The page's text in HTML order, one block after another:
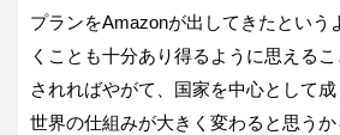
プランをAmazonが出してきたという
くことも十分あり得るように思える
されればやがて、国家を中心として
世界の仕組みが大きく変わると思うか